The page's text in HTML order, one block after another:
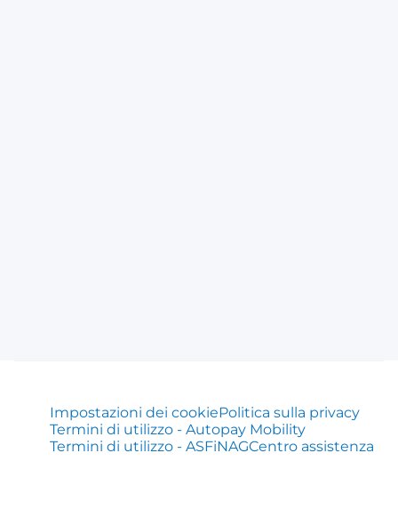
Impostazioni dei cookiePolitica sulla privacy
Termini di utilizzo - Autopay Mobility
Termini di utilizzo - ASFiNAGCentro assistenza